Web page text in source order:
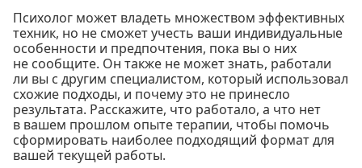
Психолог может владеть множеством эффективных
техник, но не сможет учесть ваши индивидуальные
особенности и предпочтения, пока вы о них
не сообщите. Он также не может знать, работали
ли вы с другим специалистом, который использовал
схожие подходы, и почему это не принесло
результата. Расскажите, что работало, а что нет
в вашем прошлом опыте терапии, чтобы помочь
сформировать наиболее подходящий формат для
вашей текущей работы.